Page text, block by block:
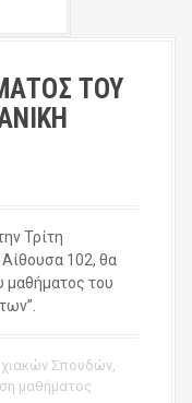
ΤΟΥ
Τρίτη
102, θα
μαθήματος του
Σπουδών,
μαθήματος